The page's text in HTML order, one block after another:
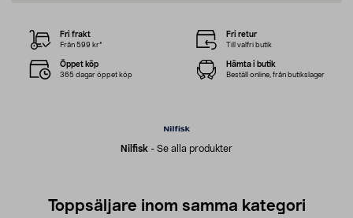
Nilfisk - Se alla produkter
Fri frakt
Från 599 kr*
Fri retur
Till valfri butik
Öppet köp
365 dagar öppet köp
Hämta i butik
Beställ online, från butikslager
Toppsäljare inom samma kategori